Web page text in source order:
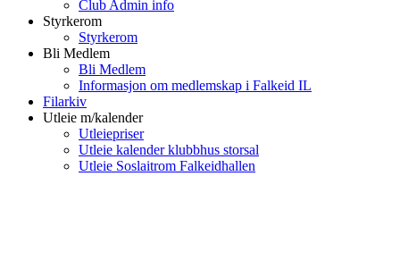
Club Admin info
Styrkerom
Styrkerom
Bli Medlem
Bli Medlem
Informasjon om medlemskap i Falkeid IL
Filarkiv
Utleie m/kalender
Utleiepriser
Utleie kalender klubbhus storsal
Utleie Soslaitrom Falkeidhallen